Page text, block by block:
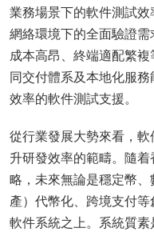
業務場景下的軟件測試
網絡環境下的全面驗證
成本高昂、終端適配繁
同交付體系及本地化服
效率的軟件測試支援。
從行業發展大勢來看，
升研發效率的範疇。隨
略，未來無論是穩定幣
產）代幣化、跨境支付
軟件系統之上。系統質